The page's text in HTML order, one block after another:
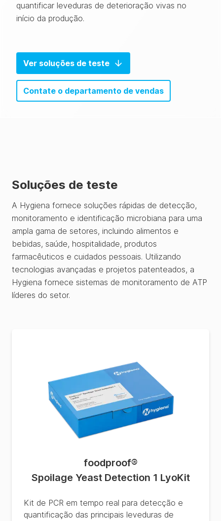
quantificar leveduras de deterioração vivas no
início da produção.
Ver soluções de teste
Contate o departamento de vendas
Soluções de teste
A Hygiena fornece soluções rápidas de detecção,
monitoramento e identificação microbiana para uma
ampla gama de setores, incluindo alimentos e
bebidas, saúde, hospitalidade, produtos
farmacêuticos e cuidados pessoais. Utilizando
tecnologias avançadas e projetos patenteados, a
Hygiena fornece sistemas de monitoramento de ATP
líderes do setor.
foodproof®
Spoilage Yeast Detection 1 LyoKit
Kit de PCR em tempo real para detecção e
quantificação das principais leveduras de